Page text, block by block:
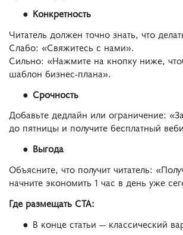
Конкретность
Читатель должен точно знать, что
Слабо: «Свяжитесь с нами».
Сильно: «Нажмите на кнопку ниже,
шаблон бизнес-плана».
Срочность
Добавьте дедлайн или ограничение:
до пятницы и получите бесплатный
Выгода
Объясните, что получит читатель:
начните экономить 1 час в день уже
Где размещать CTA:
В конце статьи — классический